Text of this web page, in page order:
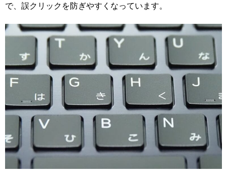
で、誤クリックを防ぎやすくなっています。